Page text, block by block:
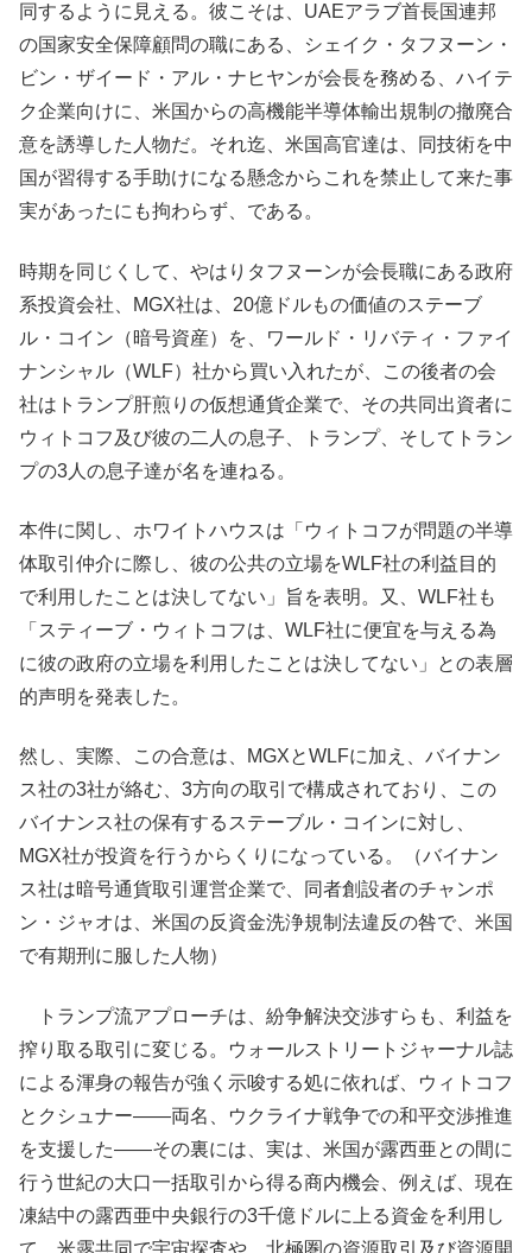
同するように見える。彼こそは、UAEアラブ首長国連邦
の国家安全保障顧問の職にある、シェイク・タフヌーン・
ビン・ザイード・アル・ナヒヤンが会長を務める、ハイテ
ク企業向けに、米国からの高機能半導体輸出規制の撤廃合
意を誘導した人物だ。それ迄、米国高官達は、同技術を中
国が習得する手助けになる懸念からこれを禁止して来た事
実があったにも拘わらず、である。
時期を同じくして、やはりタフヌーンが会長職にある政府
系投資会社、MGX社は、20億ドルもの価値のステーブ
ル・コイン（暗号資産）を、ワールド・リバティ・ファイ
ナンシャル（WLF）社から買い入れたが、この後者の会
社はトランプ肝煎りの仮想通貨企業で、その共同出資者に
ウィトコフ及び彼の二人の息子、トランプ、そしてトラン
プの3人の息子達が名を連ねる。
本件に関し、ホワイトハウスは「ウィトコフが問題の半導
体取引仲介に際し、彼の公共の立場をWLF社の利益目的
で利用したことは決してない」旨を表明。又、WLF社も
「スティーブ・ウィトコフは、WLF社に便宜を与える為
に彼の政府の立場を利用したことは決してない」との表層
的声明を発表した。
然し、実際、この合意は、MGXとWLFに加え、バイナン
ス社の3社が絡む、3方向の取引で構成されており、この
バイナンス社の保有するステーブル・コインに対し、
MGX社が投資を行うからくりになっている。（バイナン
ス社は暗号通貨取引運営企業で、同者創設者のチャンポ
ン・ジャオは、米国の反資金洗浄規制法違反の咎で、米国
で有期刑に服した人物）
トランプ流アプローチは、紛争解決交渉すらも、利益を
搾り取る取引に変じる。ウォールストリートジャーナル誌
による渾身の報告が強く示唆する処に依れば、ウィトコフ
とクシュナー――両名、ウクライナ戦争での和平交渉推進
を支援した――その裏には、実は、米国が露西亜との間に
行う世紀の大口一括取引から得る商内機会、例えば、現在
凍結中の露西亜中央銀行の3千億ドルに上る資金を利用し
て、米露共同で宇宙探査や、北極圏の資源取引及び資源開